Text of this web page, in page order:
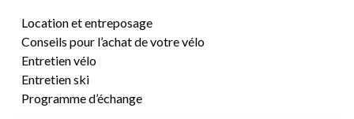
Location et entreposage
Conseils pour l’achat de votre vélo
Entretien vélo
Entretien ski
Programme d’échange